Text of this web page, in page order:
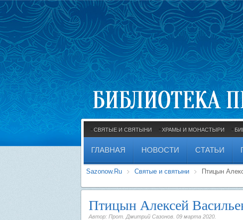
СВЯТЫЕ И СВЯТЫНИ ХРАМЫ И МОНАСТЫРИ
ГЛАВНАЯ НОВОСТИ СТАТЬИ
Sazonow.Ru Святые и святыни Птицын
Птицын Алексей
Автор: Прот. Дмитрий Сазонов. 09 марта 2020